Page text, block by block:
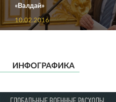
«Валдай»
10.02.2016
ИНФОГРАФИКА